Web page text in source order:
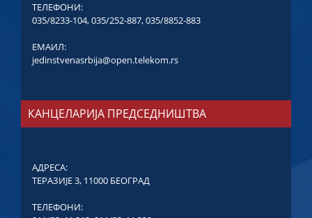
ТЕЛЕФОНИ:
035/8233-104,035/252-887,035/8852-883
ЕМАИЛ:
jedinstvenasrbija@open.telekom.rs
КАНЦЕЛАРИЈА ПРЕДСЕДНИШТВА
АДРЕСА:
ТЕРАЗИЈЕ 3, 11000 БЕОГРАД
ТЕЛЕФОНИ: